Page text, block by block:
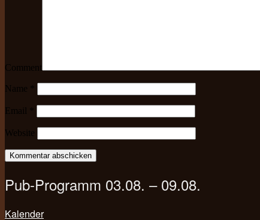
Comment
Name
Email
Website
Pub-Programm 03.08. – 09.08.
Kalender